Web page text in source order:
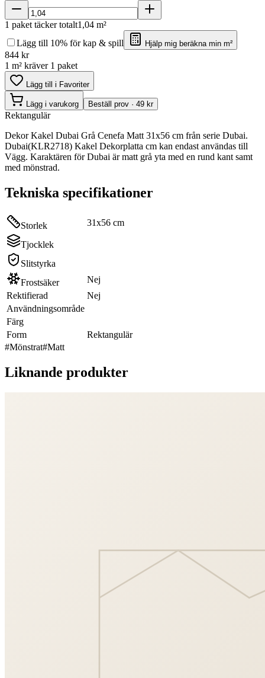
1 paket täcker totalt1,04 m²
Lägg till 10% för kap & spill
Hjälp mig beräkna min m²
844 kr
1 m² kräver 1 paket
Lägg till i Favoriter
Lägg i varukorg Beställ prov · 49 kr
Rektangulär
Dekor Kakel Dubai Grå Cenefa Matt 31x56 cm från serie Dubai.
Dubai(KLR2718) Kakel Dekorplatta cm kan endast användas till
Vägg. Karaktären för Dubai är matt grå yta med en rund kant samt
med mönstrad.
Tekniska specifikationer
Storlek 31x56 cm
Tjocklek
Slitstyrka
Frostsäker
Nej
Rektifierad
Nej
Användningsområde
Färg
Form
Rektangulär
#Mönstrat#Matt
Liknande produkter